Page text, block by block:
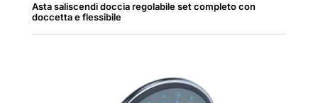
Asta saliscendi doccia regolabile set completo con
doccetta e flessibile